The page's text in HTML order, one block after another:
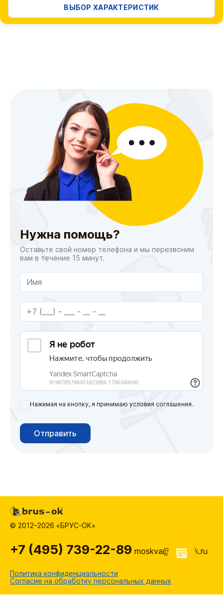
ВЫБОР ХАРАКТЕРИСТИК
Нужна помощь?
Оставьте свой номер телефона и мы перезвоним
вам в течение 15 минут.
Нажимая на кнопку, я принимаю условия соглашения.
Отправить
© 2012–2026 «БРУС-ОК»
Политика конфиденциальности
Согласие на обработку персональных данных
+7 (495) 739-22-89 moskva@brus-ok.ru